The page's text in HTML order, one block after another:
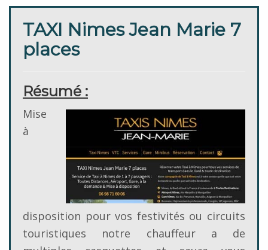
TAXI Nimes Jean Marie 7
places
Résumé :
Mise
à
disposition pour vos festivités ou circuits
touristiques notre chauffeur a de